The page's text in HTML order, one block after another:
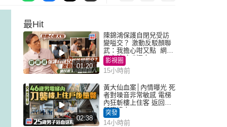
最Hit
01:20
陳錦鴻保護自閉兒受訪
變嗌交？ 激動反駁顏聯
武：我擔心咁又點 網民
批主持咄咄逼人
影視圈
15小時前
02:38
黃大仙血案│內情曝光 死
者對噪音非常敏感 電梯
內狂斬樓上住客 返回住
所墮樓亡
突發
14小時前